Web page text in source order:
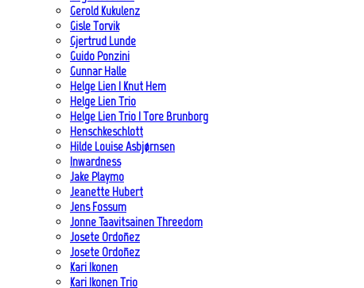
Gerold Kukulenz
Gisle Torvik
Gjertrud Lunde
Guido Ponzini
Gunnar Halle
Helge Lien | Knut Hem
Helge Lien Trio
Helge Lien Trio | Tore Brunborg
Henschkeschlott
Hilde Louise Asbjørnsen
Inwardness
Jake Playmo
Jeanette Hubert
Jens Fossum
Jonne Taavitsainen Threedom
Josete Ordoñez
Josete Ordoñez
Kari Ikonen
Kari Ikonen Trio